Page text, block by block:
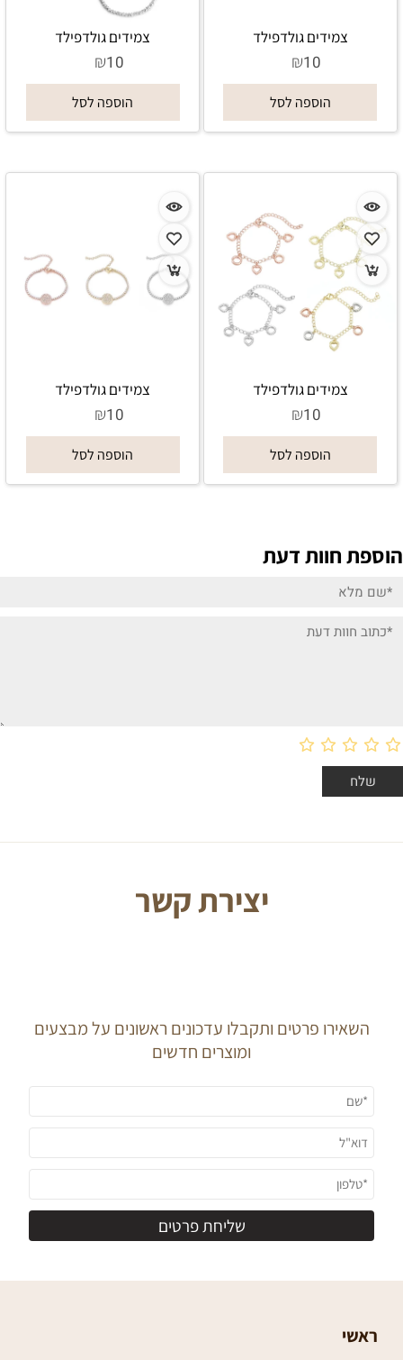
צמידים גולדפילד
₪10
הוספה לסל
צמידים גולדפילד
₪10
הוספה לסל
צמידים גולדפילד
₪10
הוספה לסל
צמידים גולדפילד
₪10
הוספה לסל
הוספת חוות דעת
יצירת קשר
השאירו פרטים ותקבלו עדכונים ראשונים על מבצעים
ומוצרים חדשים
ראשי